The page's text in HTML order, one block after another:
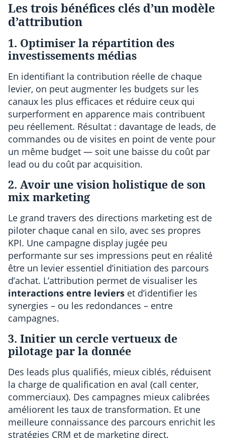
Les trois bénéfices clés d’un modèle
d’attribution
1. Optimiser la répartition des
investissements médias
En identifiant la contribution réelle de chaque
levier, on peut augmenter les budgets sur les
canaux les plus efficaces et réduire ceux qui
surperforment en apparence mais contribuent
peu réellement. Résultat : davantage de leads, de
commandes ou de visites en point de vente pour
un même budget — soit une baisse du coût par
lead ou du coût par acquisition.
2. Avoir une vision holistique de son
mix marketing
Le grand travers des directions marketing est de
piloter chaque canal en silo, avec ses propres
KPI. Une campagne display jugée peu
performante sur ses impressions peut en réalité
être un levier essentiel d’initiation des parcours
d’achat. L’attribution permet de visualiser les
interactions entre leviers et d’identifier les
synergies – ou les redondances – entre
campagnes.
3. Initier un cercle vertueux de
pilotage par la donnée
Des leads plus qualifiés, mieux ciblés, réduisent
la charge de qualification en aval (call center,
commerciaux). Des campagnes mieux calibrées
améliorent les taux de transformation. Et une
meilleure connaissance des parcours enrichit les
stratégies CRM et de marketing direct.